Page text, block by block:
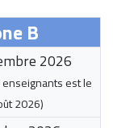
B
2026
est le
2026)